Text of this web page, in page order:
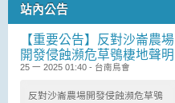
站內公告
【重要公告】反對沙崙農場
開發侵蝕瀕危草鴞棲地聲明
25 一 2025 01:40 - 台南鳥會
反對沙崙農場開發侵蝕瀕危草鴞